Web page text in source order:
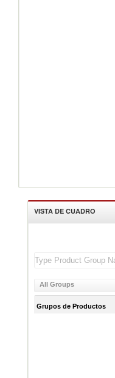
VISTA DE CUADRO
All Groups
Grupos de Productos